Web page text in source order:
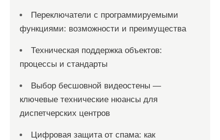
Переключатели с программируемыми
функциями: возможности и преимущества
Техническая поддержка объектов:
процессы и стандарты
Выбор бесшовной видеостены —
ключевые технические нюансы для
диспетчерских центров
Цифровая защита от спама: как